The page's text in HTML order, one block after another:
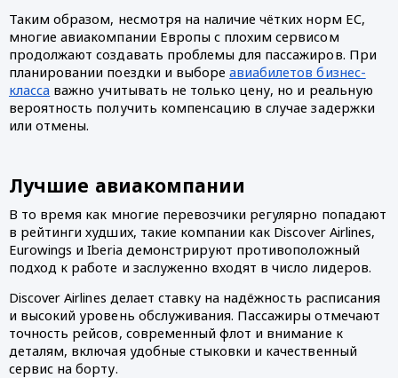
Таким образом, несмотря на наличие чётких норм ЕС,
многие авиакомпании Европы с плохим сервисом
продолжают создавать проблемы для пассажиров. При
планировании поездки и выбореавиабилетов бизнес-
класса важно учитывать не только цену, но и реальную
вероятность получить компенсацию в случае задержки
или отмены.
Лучшие авиакомпании
В то время как многие перевозчики регулярно попадают
в рейтинги худших, такие компании как Discover Airlines,
Eurowings и Iberia демонстрируют противоположный
подход к работе и заслуженно входят в число лидеров.
Discover Airlines делает ставку на надёжность расписания
и высокий уровень обслуживания. Пассажиры отмечают
точность рейсов, современный флот и внимание к
деталям, включая удобные стыковки и качественный
сервис на борту.